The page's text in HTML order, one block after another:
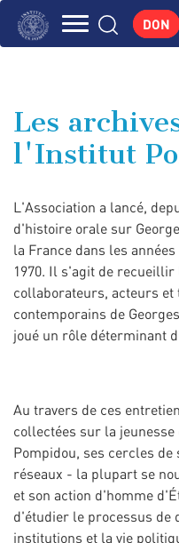
Aller
CENTRE
DON
Les
l'Institut
L'Association a lancé,
d'histoire orale sur
la France dans les
1970. Il s'agit de
collaborateurs, acteurs
contemporains de
joué un rôle déterminant
Au travers de ces
collectées sur la
Pompidou, ses cercles
réseaux - la plupart se
et son action d'homme
d'étudier le processus de
institutions et la vie
Panneau de gestion des